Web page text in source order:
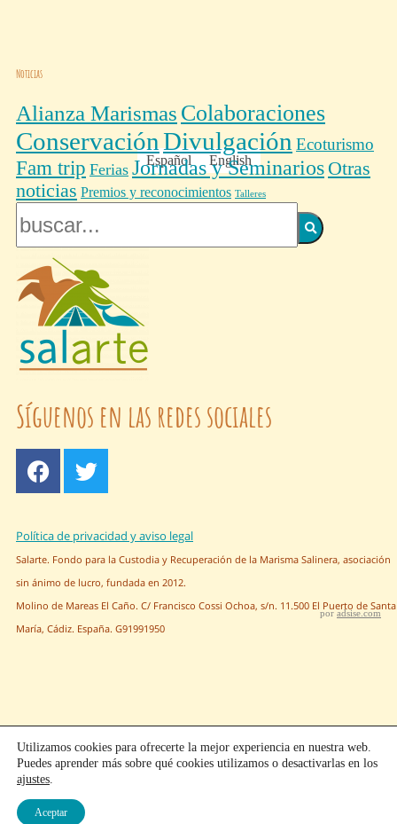
Noticias
Alianza Marismas Colaboraciones
ConservaciónDivulgación Ecoturismo
Fam trip Ferias Jornadas y Seminarios Otras
noticias Premios y reconocimientos Talleres
Síguenos en las redes sociales
Política de privacidad y aviso legal
Salarte. Fondo para la Custodia y Recuperación de la Marisma Salinera, asociación
sin ánimo de lucro, fundada en 2012.
Molino de Mareas El Caño. C/ Francisco Cossi Ochoa, s/n. 11.500 El Puerto de Santa
María, Cádiz. España. G91991950
por adsise.com
Utilizamos cookies para ofrecerte la mejor experiencia en nuestra web.
Puedes aprender más sobre qué cookies utilizamos o desactivarlas en los
ajustes.
Aceptar
Español English